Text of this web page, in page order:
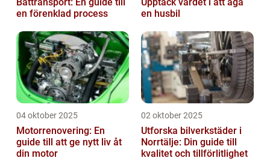
en förenklad process
en husbil
04 oktober 2025
Motorrenovering: En
guide till att ge nytt liv åt
din motor
02 oktober 2025
Utforska bilverkstäder i
Norrtälje: Din guide till
kvalitet och tillförlitlighet